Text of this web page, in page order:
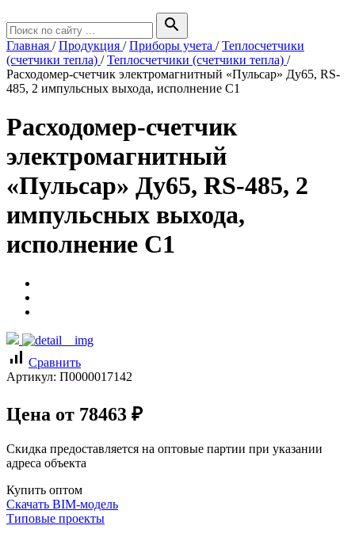
search
Главная /Продукция /Приборы учета /Теплосчетчики
(счетчики тепла) /Теплосчетчики (счетчики тепла) /
Расходомер-счетчик электромагнитный «Пульсар» Ду65, RS-
485, 2 импульсных выхода, исполнение С1
Расходомер-счетчик
электромагнитный
«Пульсар» Ду65, RS-485, 2
импульсных выхода,
исполнение С1
signal_cellular_alt Сравнить
Артикул: П0000017142
Цена от 78463 ₽
Скидка предоставляется на оптовые партии при указании
адреса объекта
Купить оптом
Скачать BIM-модель
Типовые проекты